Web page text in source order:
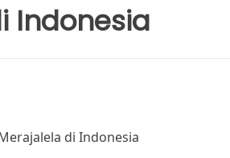
Indonesia
di Indonesia